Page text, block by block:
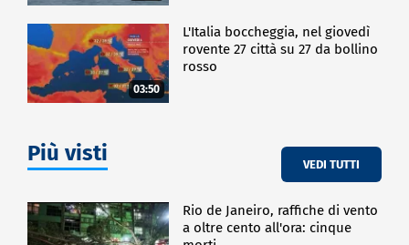
03:50
L'Italia boccheggia, nel giovedì
rovente 27 città su 27 da bollino
rosso
Più visti VEDI TUTTI
Rio de Janeiro, raffiche di vento
a oltre cento all'ora: cinque